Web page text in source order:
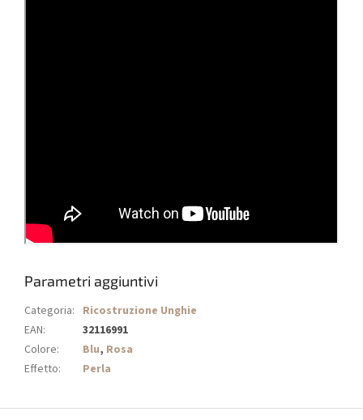
Parametri aggiuntivi
Categoria: Ricostruzione Unghie
EAN:
32116991
Colore: Blu, Rosa
Effetto: Perla